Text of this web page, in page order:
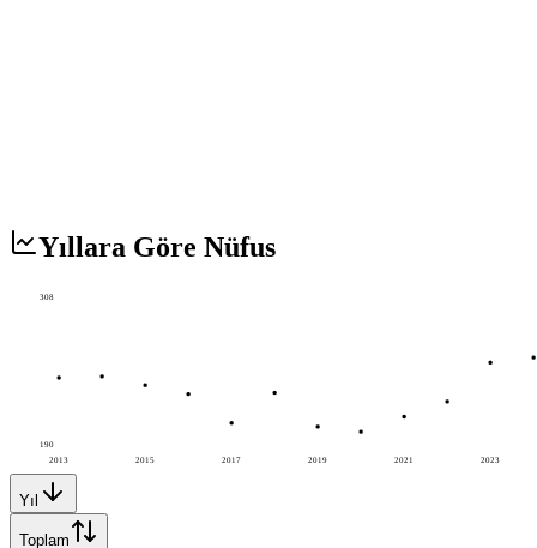
Yıllara Göre Nüfus
2013 2015 2017 2019 2021 2023
308
190
Yıl
Toplam